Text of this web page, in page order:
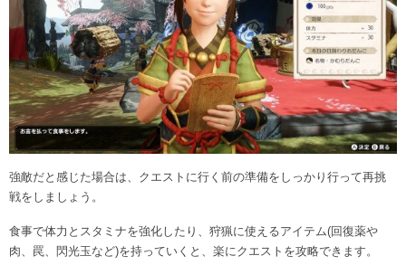
強敵だと感じた場合は、クエストに行く前の準備をしっかり行って再挑
戦をしましょう。
食事で体力とスタミナを強化したり、狩猟に使えるアイテム(回復薬や
肉、罠、閃光玉など)を持っていくと、楽にクエストを攻略できます。